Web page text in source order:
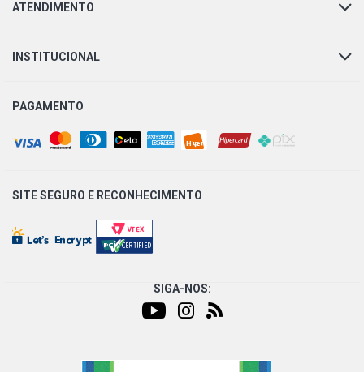
ATENDIMENTO
INSTITUCIONAL
PAGAMENTO
SITE SEGURO E RECONHECIMENTO
SIGA-NOS: